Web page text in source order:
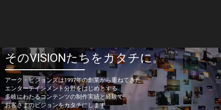
そのVISIONたちをカタチに。
アーク・ビジョンズは1997年の創業から重ねてきた
エンターテインメント分野をはじめとする
多岐にわたるコンテンツの制作実績と経験で
お客さまのビジョンをカタチにします